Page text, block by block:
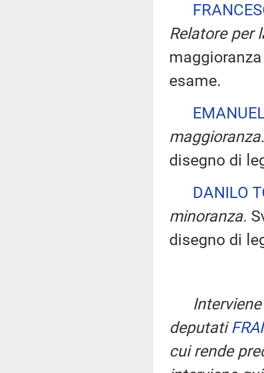
Relatore per
esame.
maggioranza.
disegno di
DANILO
minoranza.
disegno di
deputati
cui rende